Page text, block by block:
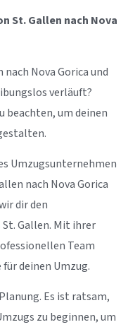
St. Gallen nach Nova
Nova Gorica und
verläuft?
beachten, um deinen
Umzugsunternehmen
nach Nova Gorica
dir den
St. Gallen. Mit ihrer
Team
deinen Umzug.
Es ist ratsam,
zu beginnen, um